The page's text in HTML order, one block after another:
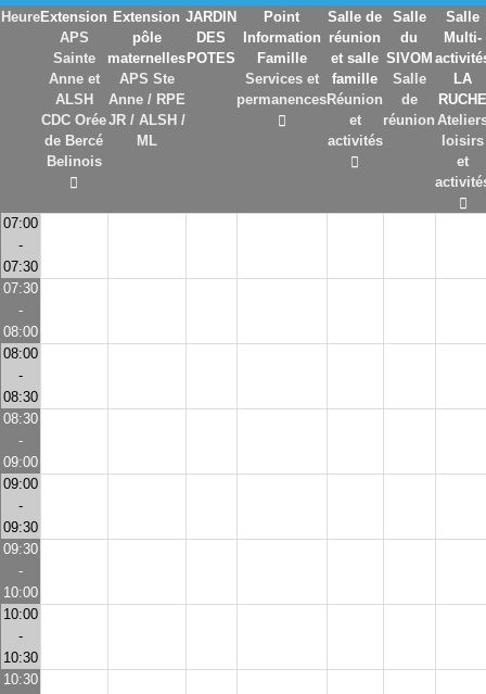
HeureExtension
APS
Sainte
Anne et
ALSH
CDC Orée
de Bercé
Belinois
Extension
pôle
maternelles
APS Ste
Anne / RPE
JR / ALSH /
ML
JARDIN
DES
POTES
Point
Information
Famille
Services et
permanences
Salle de
réunion
et salle
famille
Réunion
et
activités
Salle
du
SIVOM
Salle
de
réunion
Salle
Multi-
LA
RUCHE
loisirs
et
07:00
-
07:30
07:30
-
08:00
08:00
-
08:30
08:30
-
09:00
09:00
-
09:30
09:30
-
10:00
10:00
-
10:30
10:30